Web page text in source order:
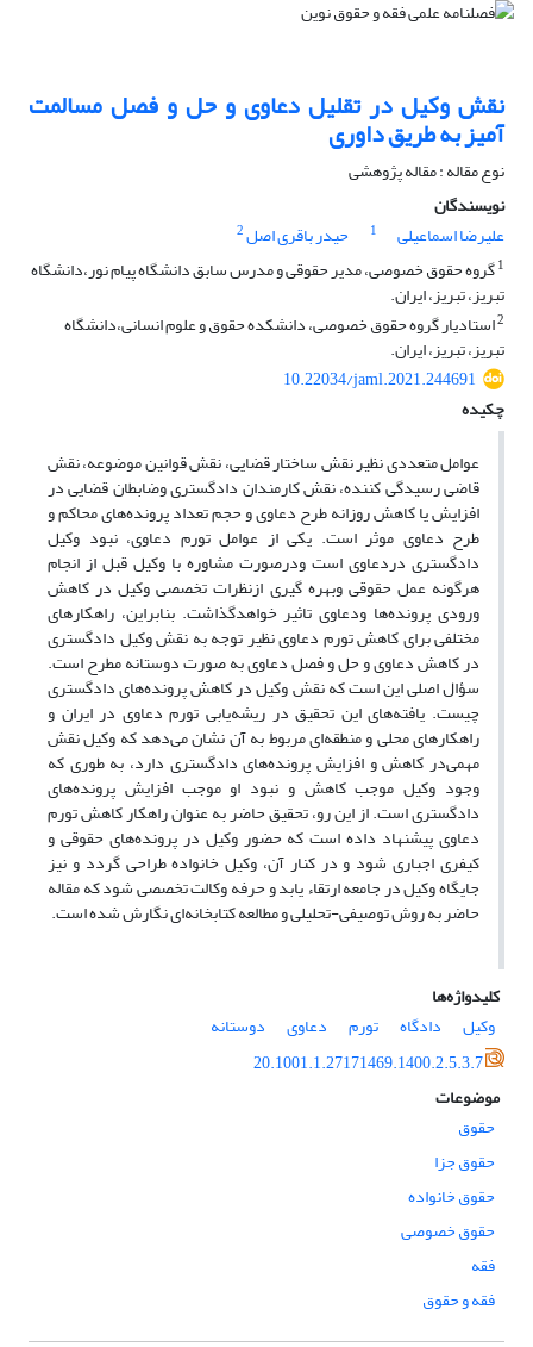
نقش وکیل در تقلیل دعاوی و حل و فصل مسالمت
آمیز به طریق داوری
نوع مقاله : مقاله پژوهشی
نویسندگان
علیرضا اسماعیلی
1 حیدر باقری اصل2
1گروه حقوق خصوصی، مدیر حقوقی و مدرس سابق دانشگاه پیام نور،دانشگاه
تبریز، تبریز، ایران.
2استادیار گروه حقوق خصوصی، دانشکده حقوق و علوم انسانی،دانشگاه
تبریز، تبریز، ایران.
10.22034/jaml.2021.244691
چکیده
عوامل متعددی نظیر نقش ساختار قضایی، نقش قوانین موضوعه، نقش
قاضی رسیدگی کننده، نقش کارمندان دادگستری وضابطان قضایی در
افزایش یا کاهش روزانه طرح دعاوی و حجم تعداد پرونده‌های محاکم و
طرح دعاوی موثر است. یکی از عوامل تورم دعاوی، نبود وکیل
دادگستری دردعاوی است ودرصورت مشاوره با وکیل قبل از انجام
هرگونه عمل حقوقی وبهره گیری ازنظرات تخصصی وکیل در کاهش
ورودی پرونده‌ها ودعاوی تاثیر خواهدگذاشت. بنابراین، راهکارهای
مختلفی برای کاهش تورم دعاوی نظیر توجه به نقش وکیل دادگستری
در کاهش دعاوی و حل و فصل دعاوی به صورت دوستانه مطرح است.
سؤال اصلی این است که نقش وکیل در کاهش پرونده‌های دادگستری
چیست. یافته‌های این تحقیق در ریشه‌یابی تورم دعاوی در ایران و
راهکارهای محلی و منطقه‌ای مربوط به آن نشان می‌‌دهد که وکیل نقش
مهمی‌‌در کاهش و افزایش پرونده‌های دادگستری دارد، به طوری که
وجود وکیل موجب کاهش و نبود او موجب افزایش پرونده‌های
دادگستری است. از این رو، تحقیق حاضر به عنوان راهکار کاهش تورم
دعاوی پیشنهاد داده است که حضور وکیل در پرونده‌های حقوقی و
کیفری اجباری شود و در کنار آن، وکیل خانواده طراحی گردد و نیز
جایگاه وکیل در جامعه ارتقاء یابد و حرفه وکالت تخصصی شود که مقاله
حاضر به روش توصیفی-تحلیلی و مطالعه کتابخانه‌ای نگارش شده است.
کلیدواژه‌ها
وکیل
دادگاه تورم دعاوی
دوستانه
20.1001.1.27171469.1400.2.5.3.7
موضوعات
حقوق
حقوق جزا
حقوق خانواده
حقوق خصوصی
فقه
فقه و حقوق